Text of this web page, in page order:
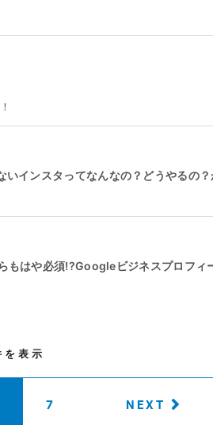
インスタってなんなの？どうやるの？
もはや必須!?Googleビジネスプロフィ
を表示
7 NEXT